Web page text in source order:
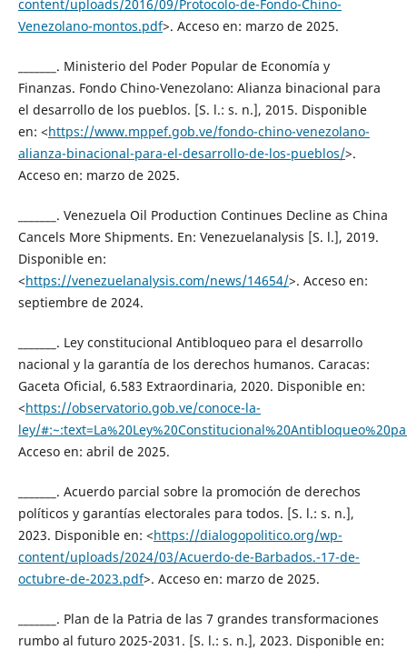
content/uploads/2016/09/Protocolo-de-Fondo-Chino-
Venezolano-montos.pdf>. Acceso en: marzo de 2025.
_______. Ministerio del Poder Popular de Economía y
Finanzas. Fondo Chino-Venezolano: Alianza binacional para
el desarrollo de los pueblos. [S. l.: s. n.], 2015. Disponible
en: <https://www.mppef.gob.ve/fondo-chino-venezolano-
alianza-binacional-para-el-desarrollo-de-los-pueblos/>.
Acceso en: marzo de 2025.
_______. Venezuela Oil Production Continues Decline as China
Cancels More Shipments. En: Venezuelanalysis [S. l.], 2019.
Disponible en:
<https://venezuelanalysis.com/news/14654/>. Acceso en:
septiembre de 2024.
_______. Ley constitucional Antibloqueo para el desarrollo
nacional y la garantía de los derechos humanos. Caracas:
Gaceta Oficial, 6.583 Extraordinaria, 2020. Disponible en:
<https://observatorio.gob.ve/conoce-la-
ley/
Acceso en: abril de 2025.
_______. Acuerdo parcial sobre la promoción de derechos
políticos y garantías electorales para todos. [S. l.: s. n.],
2023. Disponible en: <https://dialogopolitico.org/wp-
content/uploads/2024/03/Acuerdo-de-Barbados.-17-de-
octubre-de-2023.pdf>. Acceso en: marzo de 2025.
_______. Plan de la Patria de las 7 grandes transformaciones
rumbo al futuro 2025-2031. [S. l.: s. n.], 2023. Disponible en: